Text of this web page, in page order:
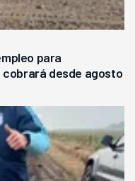
para
desde agosto